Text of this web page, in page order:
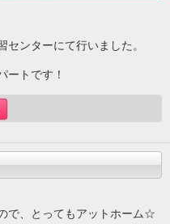
ンターにて行いました。
ートです！
で、とってもアットホーム☆